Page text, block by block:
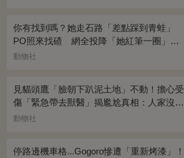
你有找到嗎？她走石路「差點踩到青蛙」
PO照來找碴 網全投降「她紅筆一圈」恍
然大悟：太明顯了吧
動物社
見貓頭鷹「臉朝下趴泥土地」不動！擔心受
傷「緊急帶去獸醫」揭尷尬真相：人家沒
事...
動物社
停路邊機車格...Gogoro慘遭「重新烤漆」！